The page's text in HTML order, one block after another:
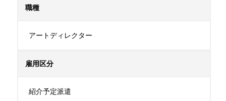
職種
アートディレクター
雇用区分
紹介予定派遣